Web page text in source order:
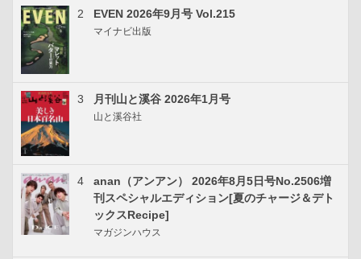
2 EVEN 2026年9月号 Vol.215
マイナビ出版
3 月刊山と溪谷 2026年1月号
山と溪谷社
4
anan（アンアン） 2026年8月5日号No.2506増
刊スペシャルエディション[夏のチャージ＆デト
ックスRecipe]
マガジンハウス